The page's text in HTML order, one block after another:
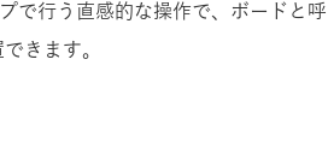
で行う直感的な操作で、ボードと
きます。